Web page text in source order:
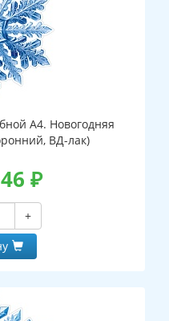
А4. Новогодняя
ВД-лак)
46 ₽
+